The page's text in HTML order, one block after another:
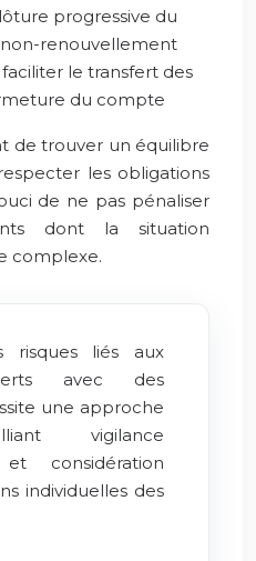
progressive du
renouvellement
le transfert des
du compte
de trouver un équilibre
les obligations
de ne pas pénaliser
dont la situation
complexe.
risques liés aux
avec des
une approche
vigilance
considération
individuelles des